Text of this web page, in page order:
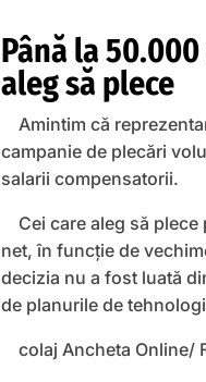
Până la
aleg să plece
Amintim că
campanie de plecări
salarii compensatorii.
Cei care aleg să
net, în funcție de
decizia nu a fost luată
de planurile de
colaj Ancheta Online/